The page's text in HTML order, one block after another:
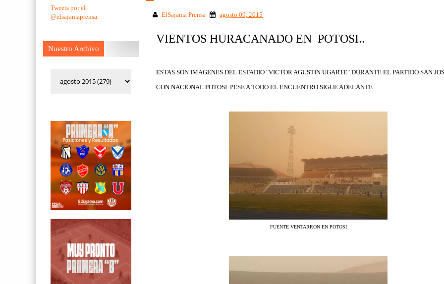
Tweets por el
@elsajamaprensa.
Nuestro Archivo
ElSajama Prensa agosto 09, 2015
VIENTOS HURACANADO EN POTOSI..
ESTAS SON IMAGENES DEL ESTADIO "VICTOR AGUSTIN UGARTE" DURANTE EL PARTIDO SAN
CON NACIONAL POTOSI. PESE A TODO EL ENCUENTRO SIGUE ADELANTE.
FUENTE VENTARRON EN POTOSI